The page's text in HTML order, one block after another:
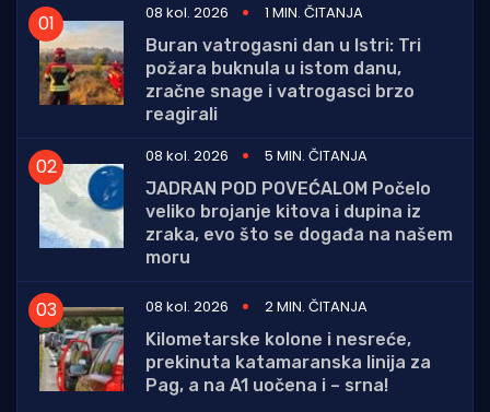
08 kol. 2026
1 MIN. ČITANJA
Buran vatrogasni dan u Istri: Tri
požara buknula u istom danu,
zračne snage i vatrogasci brzo
reagirali
08 kol. 2026
5 MIN. ČITANJA
JADRAN POD POVEĆALOM Počelo
veliko brojanje kitova i dupina iz
zraka, evo što se događa na našem
moru
08 kol. 2026
2 MIN. ČITANJA
Kilometarske kolone i nesreće,
prekinuta katamaranska linija za
Pag, a na A1 uočena i – srna!